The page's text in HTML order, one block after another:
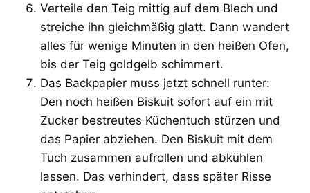
Verteile den Teig mittig auf dem Blech und
streiche ihn gleichmäßig glatt. Dann wandert
alles für wenige Minuten in den heißen Ofen,
bis der Teig goldgelb schimmert.
Das Backpapier muss jetzt schnell runter:
Den noch heißen Biskuit sofort auf ein mit
Zucker bestreutes Küchentuch stürzen und
das Papier abziehen. Den Biskuit mit dem
Tuch zusammen aufrollen und abkühlen
lassen. Das verhindert, dass später Risse